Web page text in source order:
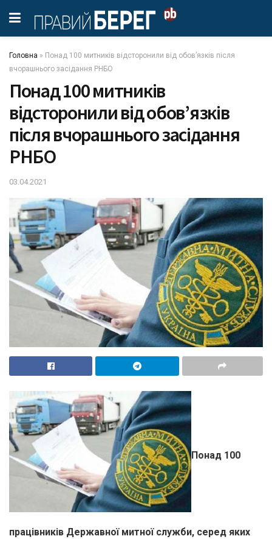
Головна » Понад 100 митників відсторонили від обов’язків після
вчорашнього засідання РНБО
Понад 100 митників
відсторонили від обов’язків
після вчорашнього засідання
РНБО
03.04.2021
Понад 100
працівників Державної митної служби, серед яких